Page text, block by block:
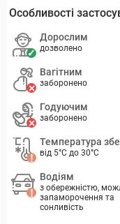
Особливості
Дорослим
дозволено
Вагітним
заборонено
Годуючим
заборонено
Температура
від 5°C до 30°C
Водіям
з обережністю,
запаморочення та
сонливість